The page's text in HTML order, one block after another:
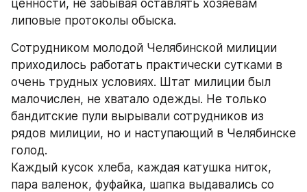
ценности, не забывая оставлять хозяевам
липовые протоколы обыска.
Сотрудником молодой Челябинской милиции
приходилось работать практически сутками в
очень трудных условиях. Штат милиции был
малочислен, не хватало одежды. Не только
бандитские пули вырывали сотрудников из
рядов милиции, но и наступающий в Челябинске
голод.
Каждый кусок хлеба, каждая катушка ниток,
пара валенок, фуфайка, шапка выдавались со